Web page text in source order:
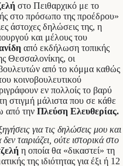
στο Πειθαρχικό με το
στο πρόσωπο της προέδρου»
άστοχες δηλώσεις της, η
και μέλους του
από εκδήλωση τοπικής
Θεσσαλονίκης, οι
από το κόμμα καθώς
κοινοβουλευτικού
εν πολλοίς το βαρύ
στιγμή μάλιστα που σε κάθε
από την Πλεύση Ελευθερίας.
για τις δηλώσεις μου και
ταιριάζει, ούτε ιστορικά στο
η οποία θα «δικαστεί» τη
της ιδιότητας για έξι ή 12